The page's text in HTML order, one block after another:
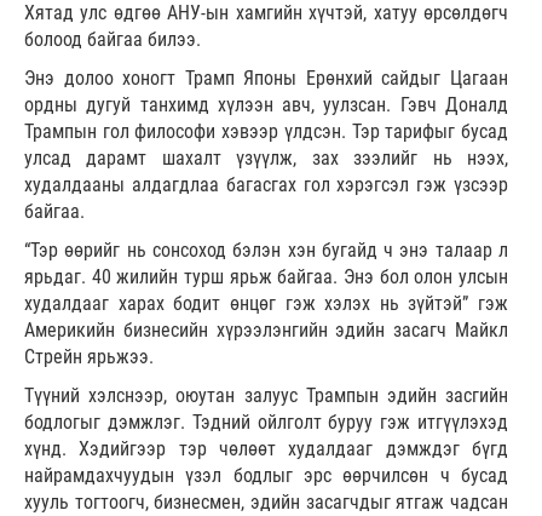
Хятад улс өдгөө АНУ-ын хамгийн хүчтэй, хатуу өрсөлдөгч
болоод байгаа билээ.
Энэ долоо хоногт Трамп Японы Ерөнхий сайдыг Цагаан
ордны дугуй танхимд хүлээн авч, уулзсан. Гэвч Доналд
Трампын гол философи хэвээр үлдсэн. Тэр тарифыг бусад
улсад дарамт шахалт үзүүлж, зах зээлийг нь нээх,
худалдааны алдагдлаа багасгах гол хэрэгсэл гэж үзсээр
байгаа.
“Тэр өөрийг нь сонсоход бэлэн хэн бугайд ч энэ талаар л
ярьдаг. 40 жилийн турш ярьж байгаа. Энэ бол олон улсын
худалдааг харах бодит өнцөг гэж хэлэх нь зүйтэй” гэж
Америкийн бизнесийн хүрээлэнгийн эдийн засагч Майкл
Стрейн ярьжээ.
Түүний хэлснээр, оюутан залуус Трампын эдийн засгийн
бодлогыг дэмжлэг. Тэдний ойлголт буруу гэж итгүүлэхэд
хүнд. Хэдийгээр тэр чөлөөт худалдааг дэмждэг бүгд
найрамдахчуудын үзэл бодлыг эрс өөрчилсөн ч бусад
хууль тогтоогч, бизнесмен, эдийн засагчдыг ятгаж чадсан